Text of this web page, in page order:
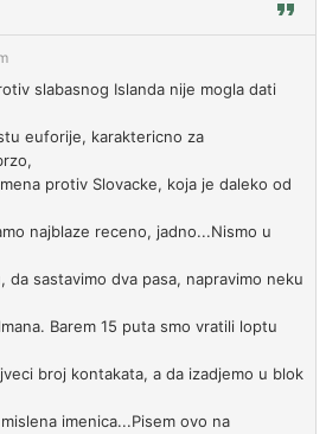
slabasnog Islanda nije mogla dati
euforije, karaktericno za
protiv Slovacke, koja je daleko od
najblaze receno, jadno...Nismo u
sastavimo dva pasa, napravimo neku
Barem 15 puta smo vratili loptu
broj kontakata, a da izadjemo u blok
imenica...Pisem ovo na